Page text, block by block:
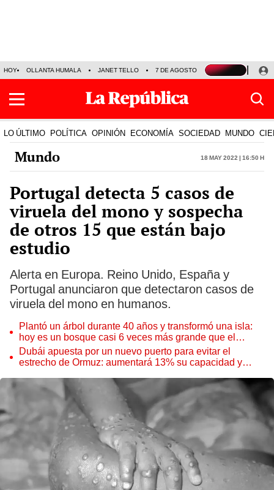
HOY OLLANTA HUMALA JANET TELLO 7 DE AGOSTO TINKA RESULTADOS
LO ÚLTIMO POLÍTICA OPINIÓN ECONOMÍA SOCIEDAD MUNDO
Mundo 18 May 2022 | 16:50 h
Portugal detecta 5 casos de
viruela del mono y sospecha
de otros 15 que están bajo
estudio
Alerta en Europa. Reino Unido, España y
Portugal anunciaron que detectaron casos de
viruela del mono en humanos.
Plantó un árbol durante 40 años y transformó una isla:
hoy es un bosque casi 6 veces más grande que el
Parque de las Leyendas
Dubái apuesta por un nuevo puerto para evitar el
estrecho de Ormuz: aumentará 13% su capacidad y